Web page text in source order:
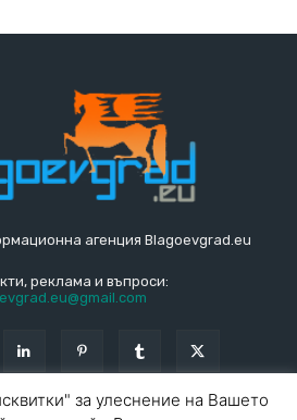
агенция Blagoevgrad.eu
реклама и въпроси:
за улеснение на Вашето